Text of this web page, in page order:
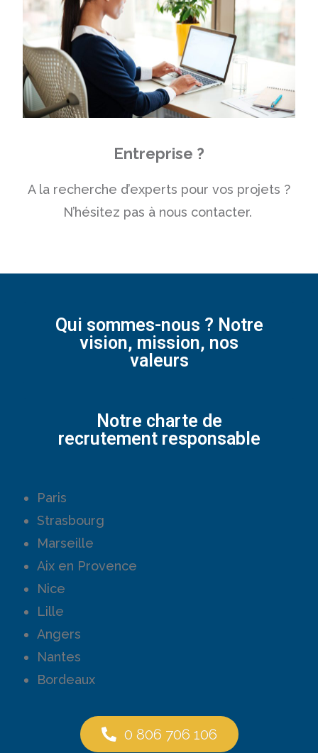
Entreprise ?
A la recherche d’experts pour vos projets ?
N’hésitez pas à nous contacter.
Qui sommes-nous ? Notre
vision, mission, nos
valeurs
Notre charte de
recrutement responsable
Paris
Strasbourg
Marseille
Aix en Provence
Nice
Lille
Angers
Nantes
Bordeaux
0 806 706 106